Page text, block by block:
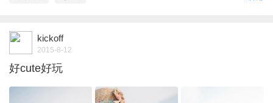
kickoff
2015-8-12
好cute好玩